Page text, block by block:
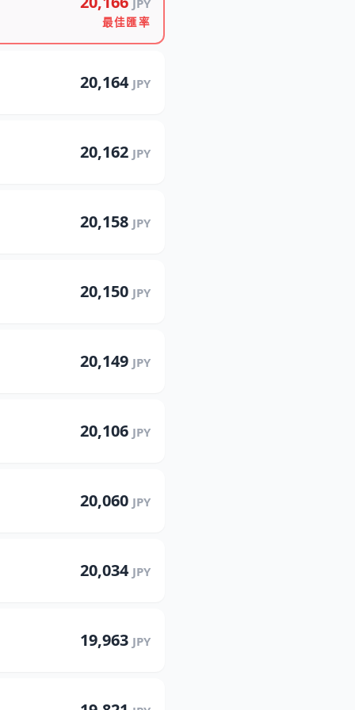
JPY
最佳匯率
20,164 JPY
20,162 JPY
20,158 JPY
20,150 JPY
20,149 JPY
20,106 JPY
20,060 JPY
20,034 JPY
19,963 JPY